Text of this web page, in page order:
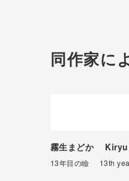
同作家に
霧生まどか
13年目の瞼 13th